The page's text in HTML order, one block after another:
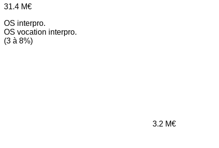
31.4 M€
OS interpro.
OS vocation interpro.
(3 à 8%)
3.2 M€